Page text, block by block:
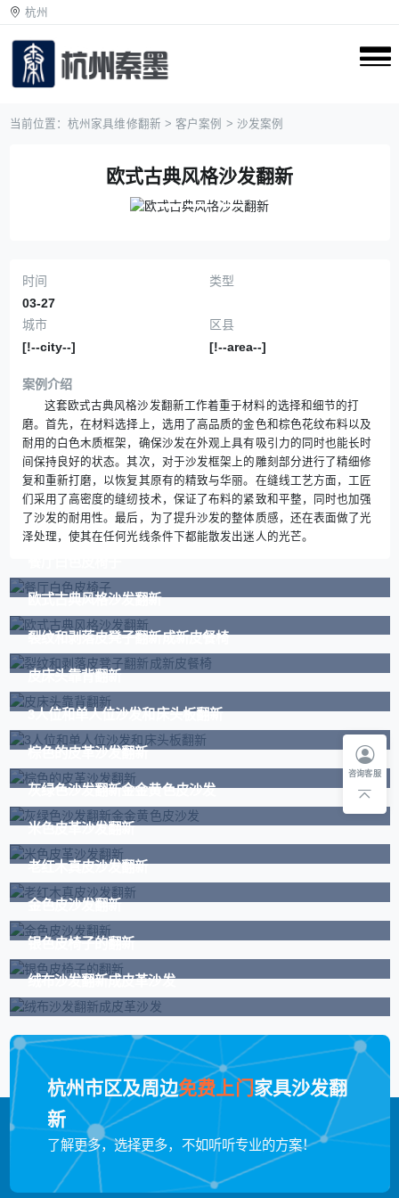
杭州
当前位置： 杭州家具维修翻新 > 客户案例 > 沙发案例
欧式古典风格沙发翻新
案例介绍
这套欧式古典风格沙发翻新工作着重于材料的选择和细节的打
磨。首先，在材料选择上，选用了高品质的金色和棕色花纹布料以及
耐用的白色木质框架，确保沙发在外观上具有吸引力的同时也能长时
间保持良好的状态。其次，对于沙发框架上的雕刻部分进行了精细修
复和重新打磨，以恢复其原有的精致与华丽。在缝线工艺方面，工匠
们采用了高密度的缝纫技术，保证了布料的紧致和平整，同时也加强
了沙发的耐用性。最后，为了提升沙发的整体质感，还在表面做了光
泽处理，使其在任何光线条件下都能散发出迷人的光芒。
时间
03-27
类型
城市
[!--city--]
区县
[!--area--]
欧式古典风格沙发翻新
裂纹和剥落皮凳子翻新成新皮餐椅
皮床头靠背翻新
3人位和单人位沙发和床头板翻新
棕色的皮革沙发翻新
灰绿色沙发翻新金金黄色皮沙发
米色皮革沙发翻新
老红木真皮沙发翻新
金色皮沙发翻新
银色皮椅子的翻新
绒布沙发翻新成皮革沙发
杭州市区及周边免费上门家具沙发翻
新
了解更多，选择更多，不如听听专业的方案！
咨询客服